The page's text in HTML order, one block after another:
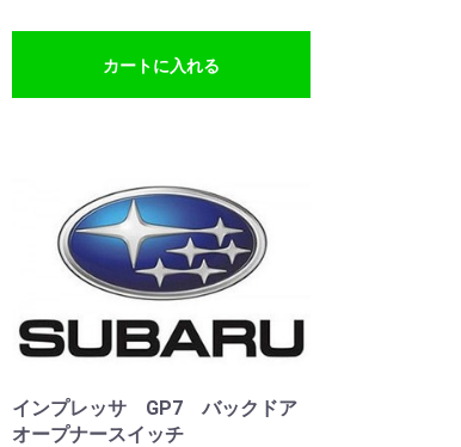
カートに入れる
インプレッサ GP7 バックドア
オープナースイッチ